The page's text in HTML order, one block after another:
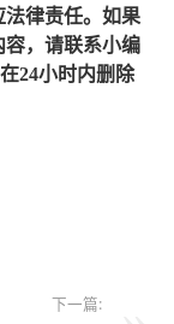
律责任。如果
，请联系小编
24小时内删除
下一篇: